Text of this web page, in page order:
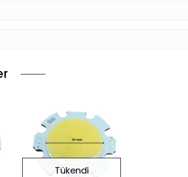
Tükendi